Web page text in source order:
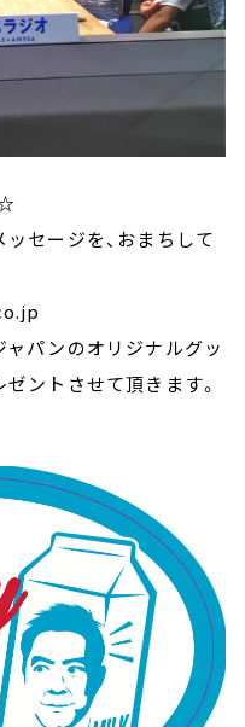
セージを、おまちして
ャパンのオリジナルグッ
ントさせて頂きます。